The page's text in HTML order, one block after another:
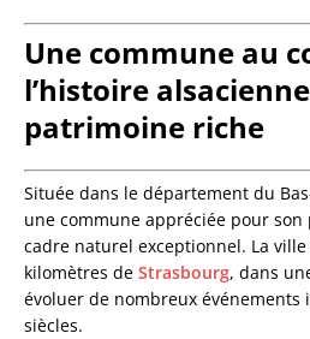
Une commune au
l’histoire
patrimoine riche
Située dans le département du
une commune appréciée pour
cadre naturel exceptionnel. La
kilomètres de Strasbourg, dans
évoluer de nombreux événements
siècles.